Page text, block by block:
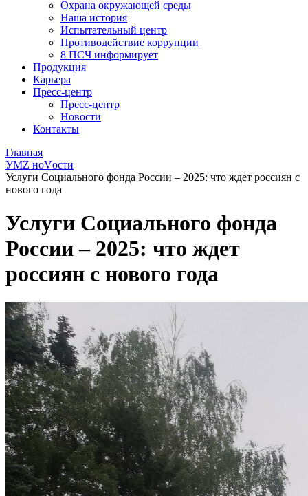
Охрана окружающей среды
Наша история
Испытательный центр
Противодействие коррупции
8 ПСЧ информирует
Продукция
Карьера
Пресс-центр
Пресс-центр
Новости
Контакты
Главная
УМZ ноVости
Услуги Социального фонда России – 2025: что ждет россиян с
нового года
Услуги Социального фонда
России – 2025: что ждет
россиян с нового года